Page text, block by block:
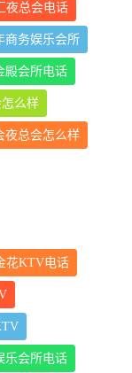
夜总会电话
商务娱乐会所
殿会所电话
么样
夜总会怎么样
花KTV电话
乐会所电话